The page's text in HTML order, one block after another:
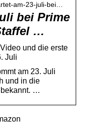
am-23-juli-bei…
bei Prime
…
und die erste
Juli
am 23. Juli
und in die
bekannt. …